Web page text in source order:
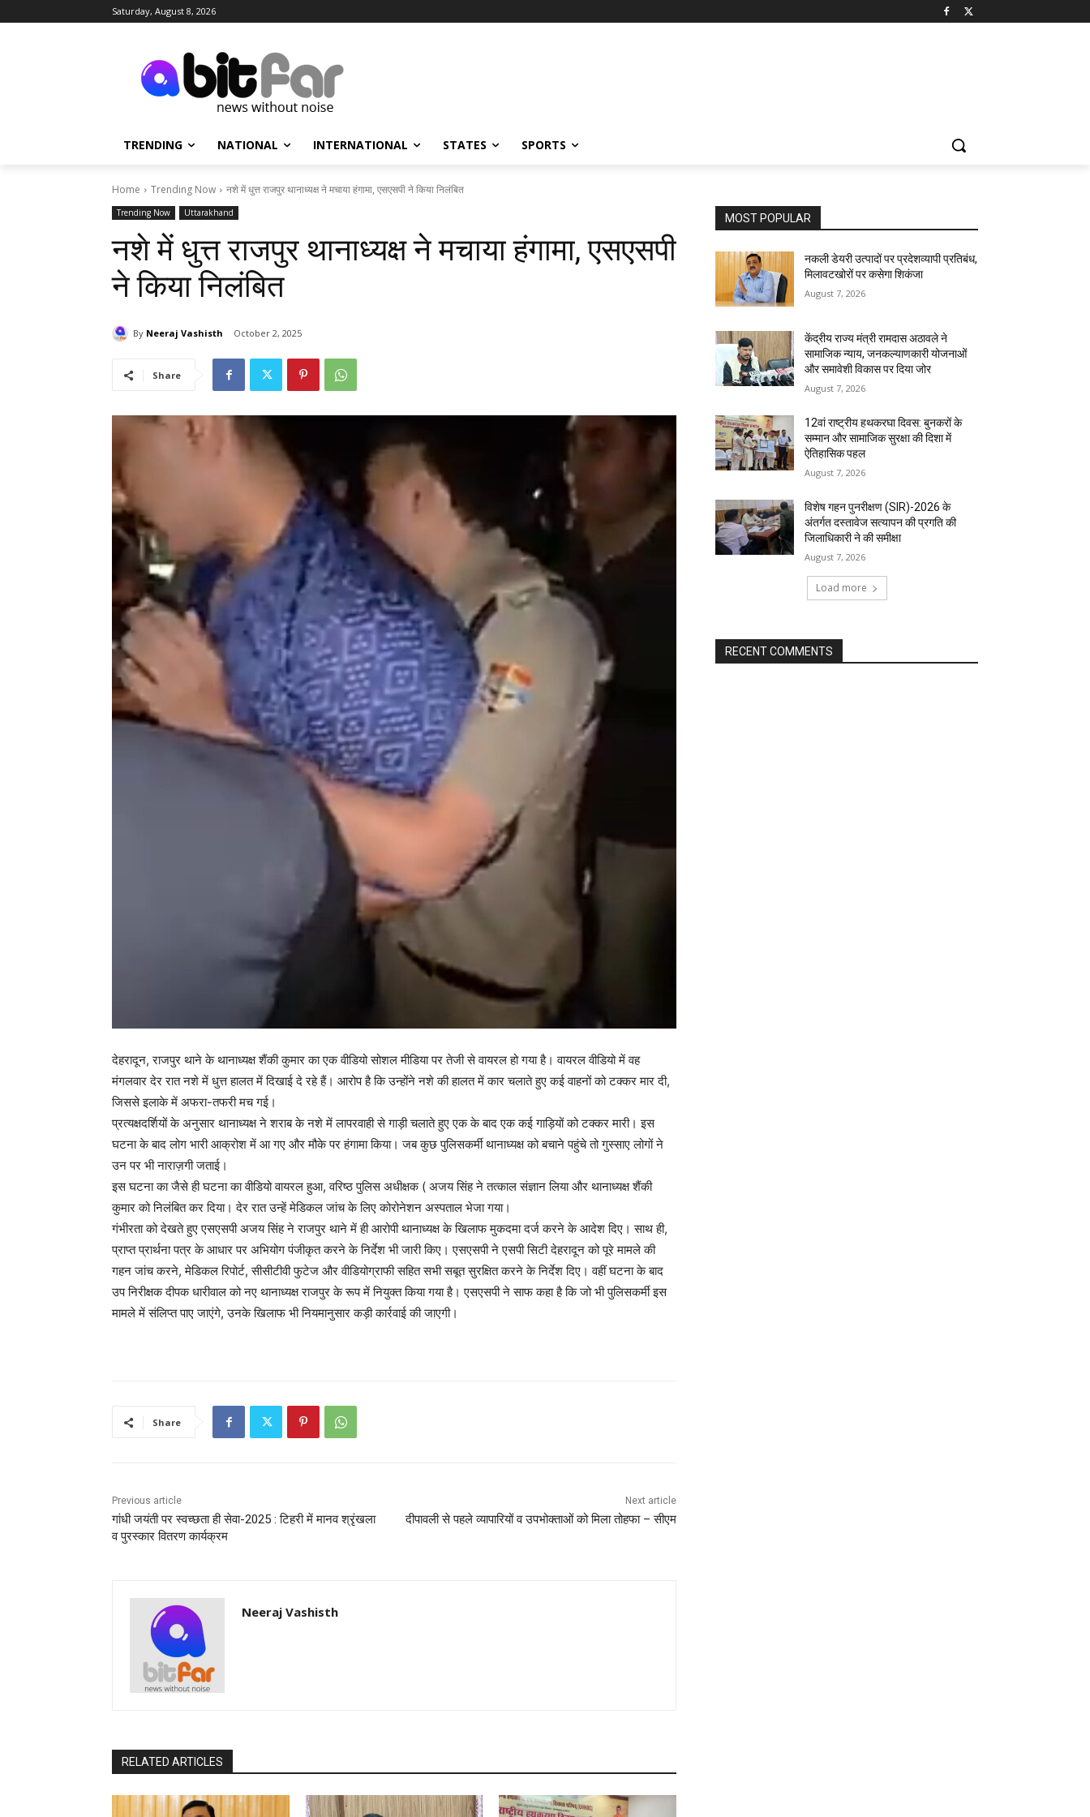
Saturday, August 8, 2026
TRENDING NATIONAL INTERNATIONAL STATES SPORTS
Home Trending Now नशे में धुत्त राजपुर थानाध्यक्ष ने मचाया हंगामा, एसएसपी ने किया निलंबित
Trending Now Uttarakhand
नशे में धुत्त राजपुर थानाध्यक्ष ने मचाया हंगामा, एसएसपी
ने किया निलंबित
By Neeraj Vashisth October 2, 2025
Share
देहरादून, राजपुर थाने के थानाध्यक्ष शैंकी कुमार का एक वीडियो सोशल मीडिया पर तेजी से वायरल हो गया है। वायरल वीडियो में वह
मंगलवार देर रात नशे में धुत्त हालत में दिखाई दे रहे हैं। आरोप है कि उन्होंने नशे की हालत में कार चलाते हुए कई वाहनों को टक्कर मार दी,
जिससे इलाके में अफरा-तफरी मच गई।
प्रत्यक्षदर्शियों के अनुसार थानाध्यक्ष ने शराब के नशे में लापरवाही से गाड़ी चलाते हुए एक के बाद एक कई गाड़ियों को टक्कर मारी। इस
घटना के बाद लोग भारी आक्रोश में आ गए और मौके पर हंगामा किया। जब कुछ पुलिसकर्मी थानाध्यक्ष को बचाने पहुंचे तो गुस्साए लोगों ने
उन पर भी नाराज़गी जताई।
इस घटना का जैसे ही घटना का वीडियो वायरल हुआ, वरिष्ठ पुलिस अधीक्षक ( अजय सिंह ने तत्काल संज्ञान लिया और थानाध्यक्ष शैंकी
कुमार को निलंबित कर दिया। देर रात उन्हें मेडिकल जांच के लिए कोरोनेशन अस्पताल भेजा गया।
गंभीरता को देखते हुए एसएसपी अजय सिंह ने राजपुर थाने में ही आरोपी थानाध्यक्ष के खिलाफ मुकदमा दर्ज करने के आदेश दिए। साथ ही,
प्राप्त प्रार्थना पत्र के आधार पर अभियोग पंजीकृत करने के निर्देश भी जारी किए। एसएसपी ने एसपी सिटी देहरादून को पूरे मामले की
गहन जांच करने, मेडिकल रिपोर्ट, सीसीटीवी फुटेज और वीडियोग्राफी सहित सभी सबूत सुरक्षित करने के निर्देश दिए। वहीं घटना के बाद
उप निरीक्षक दीपक धारीवाल को नए थानाध्यक्ष राजपुर के रूप में नियुक्त किया गया है। एसएसपी ने साफ कहा है कि जो भी पुलिसकर्मी इस
मामले में संलिप्त पाए जाएंगे, उनके खिलाफ भी नियमानुसार कड़ी कार्रवाई की जाएगी।
Share
Previous article
गांधी जयंती पर स्वच्छता ही सेवा-2025 : टिहरी में मानव श्रृंखला
व पुरस्कार वितरण कार्यक्रम
Next article
दीपावली से पहले व्यापारियों व उपभोक्ताओं को मिला तोहफा – सीएम
Neeraj Vashisth
RELATED ARTICLES
MOST POPULAR
नकली डेयरी उत्पादों पर प्रदेशव्यापी प्रतिबंध,
मिलावटखोरों पर कसेगा शिकंजा
August 7, 2026
केंद्रीय राज्य मंत्री रामदास अठावले ने
सामाजिक न्याय, जनकल्याणकारी योजनाओं
और समावेशी विकास पर दिया जोर
August 7, 2026
12वां राष्ट्रीय हथकरघा दिवस: बुनकरों के
सम्मान और सामाजिक सुरक्षा की दिशा में
ऐतिहासिक पहल
August 7, 2026
विशेष गहन पुनरीक्षण (SIR)-2026 के
अंतर्गत दस्तावेज सत्यापन की प्रगति की
जिलाधिकारी ने की समीक्षा
August 7, 2026
Load more
RECENT COMMENTS